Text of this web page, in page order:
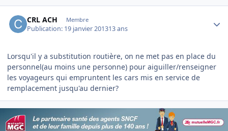
CRL ACH Membre
Publication: 19 janvier 201313 ans
Lorsqu'il y a substitution routière, on ne met pas en place du
personnel(au moins une personne) pour aiguiller/renseigner
les voyageurs qui empruntent les cars mis en service de
remplacement jusqu'au dernier?